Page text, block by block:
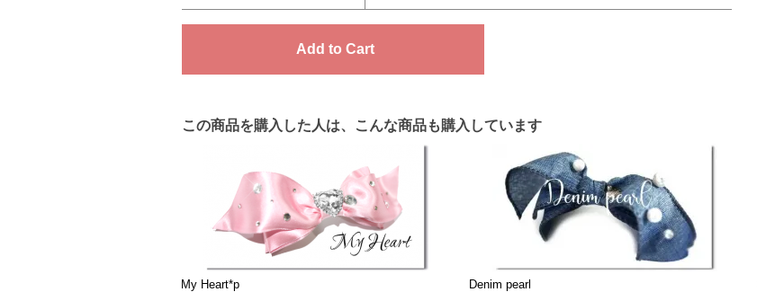
この商品を購入した人は、こんな商品も購入しています
My Heart*p Denim pearl